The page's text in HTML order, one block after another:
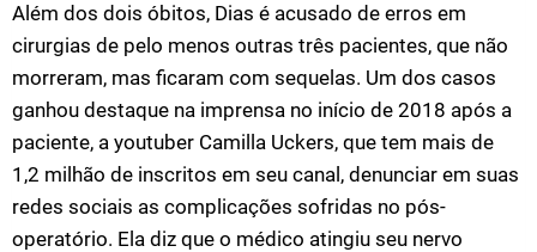
Além dos dois óbitos, Dias é acusado de erros em
cirurgias de pelo menos outras três pacientes, que não
morreram, mas ficaram com sequelas. Um dos casos
ganhou destaque na imprensa no início de 2018 após a
paciente, a youtuber Camilla Uckers, que tem mais de
1,2 milhão de inscritos em seu canal, denunciar em suas
redes sociais as complicações sofridas no pós-
operatório. Ela diz que o médico atingiu seu nervo